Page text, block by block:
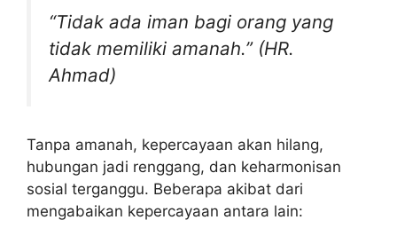
“Tidak ada iman bagi orang yang
tidak memiliki amanah.” (HR.
Ahmad)
Tanpa amanah, kepercayaan akan hilang,
hubungan jadi renggang, dan keharmonisan
sosial terganggu. Beberapa akibat dari
mengabaikan kepercayaan antara lain: